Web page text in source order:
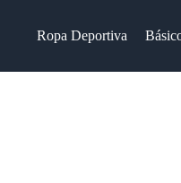
Ropa Deportiva